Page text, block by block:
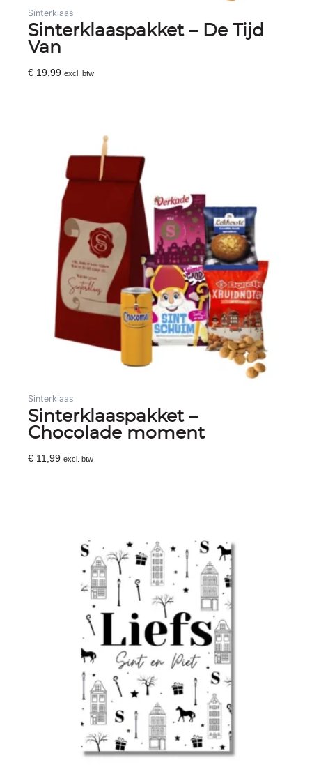
Sinterklaas
Sinterklaaspakket – De Tijd
Van
€ 19,99 excl. btw
Sinterklaas
Sinterklaaspakket –
Chocolade moment
€ 11,99 excl. btw